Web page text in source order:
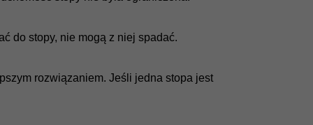
do stopy, nie mogą z niej spadać.
rozwiązaniem. Jeśli jedna stopa jest